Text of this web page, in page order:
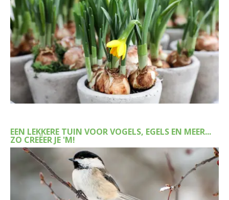
EEN LEKKERE TUIN VOOR VOGELS, EGELS EN MEER...
ZO CREËER JE 'M!